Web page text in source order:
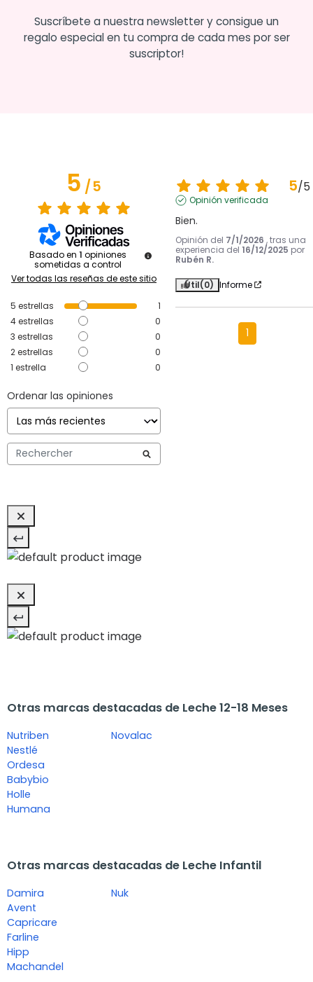
Suscríbete a nuestra newsletter y consigue un
regalo especial en tu compra de cada mes por ser
suscriptor!
5/5
Basado en 1 opiniones
sometidas a control
Ver todas las reseñas de este sitio
5 estrellas
1
4estrellas
0
3 estrellas
0
2estrellas
0
1 estrella 0
Ordenar las opiniones
5/5
Opinión verificada
Bien.
Opinión del 7/1/2026 , tras una
experiencia del 16/12/2025 por
Rubén R.
Útil(0) Informe
1
Otras marcas destacadas de Leche 12-18 Meses
Nutriben
Nestlé
Ordesa
Babybio
Holle
Humana
Novalac
Otras marcas destacadas de Leche Infantil
Damira
Avent
Capricare
Farline
Hipp
Machandel
Nuk